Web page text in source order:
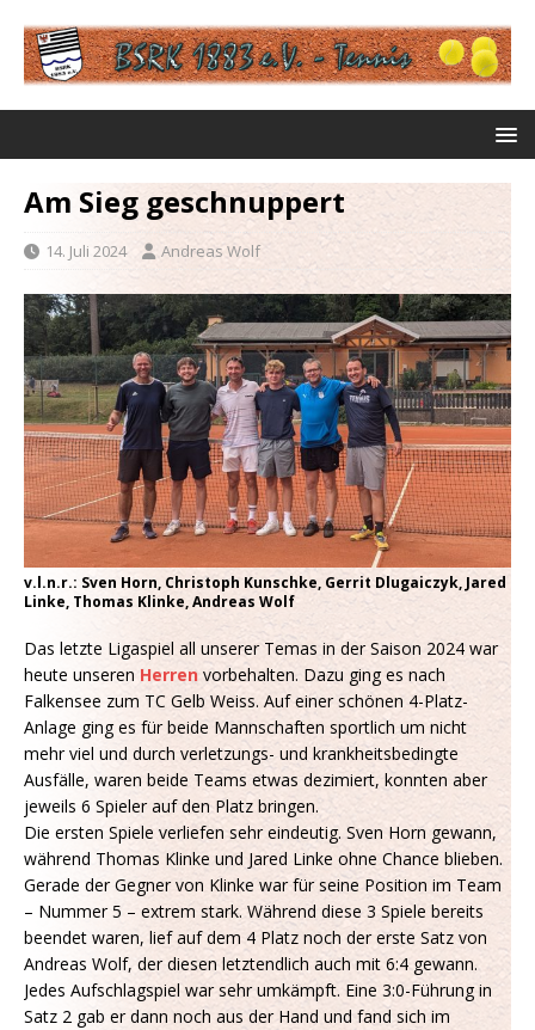
Am Sieg geschnuppert
14. Juli 2024 Andreas Wolf
v.l.n.r.: Sven Horn, Christoph Kunschke, Gerrit Dlugaiczyk, Jared
Linke, Thomas Klinke, Andreas Wolf
Das letzte Ligaspiel all unserer Temas in der Saison 2024 war
heute unseren Herren vorbehalten. Dazu ging es nach
Falkensee zum TC Gelb Weiss. Auf einer schönen 4-Platz-
Anlage ging es für beide Mannschaften sportlich um nicht
mehr viel und durch verletzungs- und krankheitsbedingte
Ausfälle, waren beide Teams etwas dezimiert, konnten aber
jeweils 6 Spieler auf den Platz bringen.
Die ersten Spiele verliefen sehr eindeutig. Sven Horn gewann,
während Thomas Klinke und Jared Linke ohne Chance blieben.
Gerade der Gegner von Klinke war für seine Position im Team
– Nummer 5 – extrem stark. Während diese 3 Spiele bereits
beendet waren, lief auf dem 4 Platz noch der erste Satz von
Andreas Wolf, der diesen letztendlich auch mit 6:4 gewann.
Jedes Aufschlagspiel war sehr umkämpft. Eine 3:0-Führung in
Satz 2 gab er dann noch aus der Hand und fand sich im